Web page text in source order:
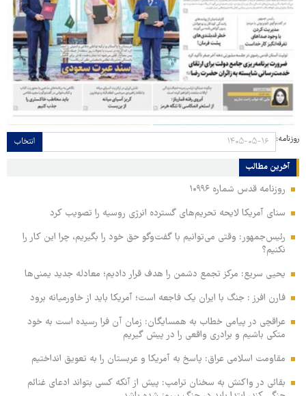
روزنامه: انتخاب
آخرین مطالب
روزنامه قدس شماره ۱۰۹۹۶
سنای آمریکا لایحه تحریم‌های گسترده انرژی روسیه را تصویب کرد
رئیس‌جمهور: وقتی می‌توانیم با گفت‌وگو حق خود را بگیریم، چرا این کار را
نکنیم؟
یحیی سریع: مرکز تجمع دشمن را هدف قرار دادیم؛ معادله جدید یمنی‌ها
فارن افرز : جنگ با ایران یک فاجعه است؛ آمریکا باید از خاورمیانه برود
عراقچی در پیامی خطاب به همسایگان: زمان آن فرا رسیده است به خود
متکی باشیم و برادری واقعی را در پیش گیریم
مقاومت اسلامی عراق: پاسخ به آمریکا و عربستان را به تعویق انداختیم
بقائی در واکنش به سخنان ترامپ: پیش از آنکه کسی بتواند ادعای غنائم